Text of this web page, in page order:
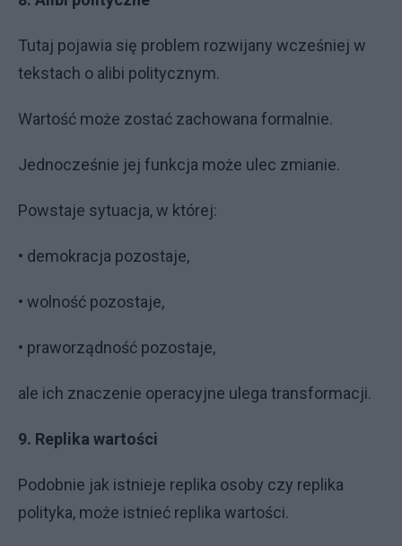
Tutaj pojawia się problem rozwijany wcześniej w
tekstach o alibi politycznym.
Wartość może zostać zachowana formalnie.
Jednocześnie jej funkcja może ulec zmianie.
Powstaje sytuacja, w której:
• demokracja pozostaje,
• wolność pozostaje,
• praworządność pozostaje,
ale ich znaczenie operacyjne ulega transformacji.
9. Replika wartości
Podobnie jak istnieje replika osoby czy replika
polityka, może istnieć replika wartości.